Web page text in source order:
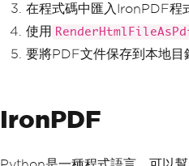
在程式碼中匯入IronPDF程
使用
要將PDF文件保存到本地目
IronPDF